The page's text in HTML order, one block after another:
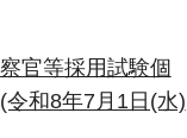
官等採用試験個
令和8年7月1日(水)